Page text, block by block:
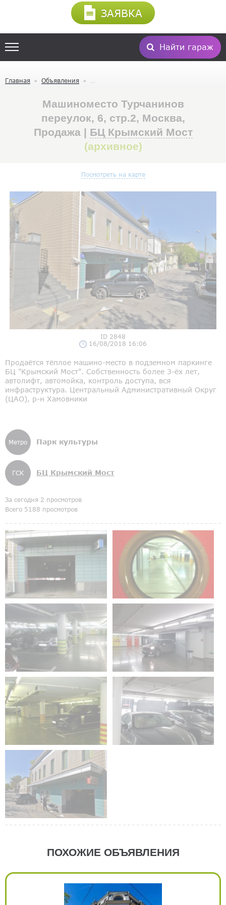
Найти гараж
ЗАЯВКА
Главная Объявления
Машиноместо Турчанинов
переулок, 6, стр.2, Москва,
Продажа | БЦ Крымский Мост
(архивное)
Посмотреть на карте
ID 2848
16/08/2018 16:06
Продаётся тёплое машино-место в подземном паркинге
БЦ "Крымский Мост". Собственность более 3-ёх лет,
автолифт, автомойка, контроль доступа, вся
инфраструктура. Центральный Административный Округ
(ЦАО), р-н Хамовники
Метро Парк культуры
ГСК БЦ Крымский Мост
За сегодня 2 просмотров
Всего 5188 просмотров
ПОХОЖИЕ ОБЪЯВЛЕНИЯ